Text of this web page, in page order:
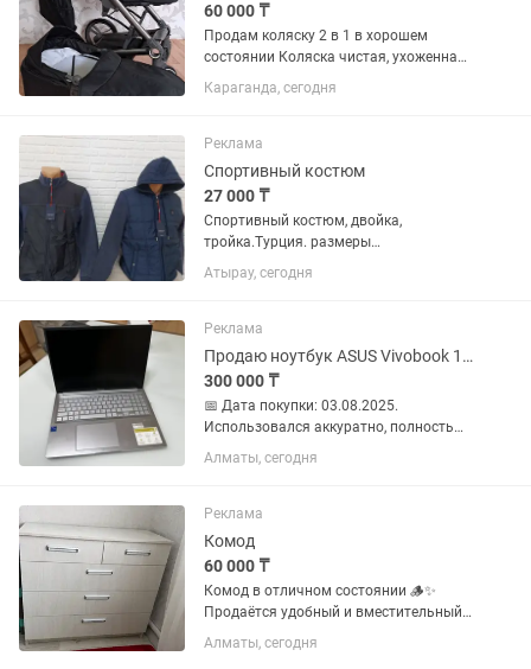
60 000 ₸
Продам коляску 2 в 1 в хорошем
состоянии Коляска чистая, ухоженная,
полностью исправная. Подходит для
детей с рождения до 3 лет. В
Караганда, сегодня
Реклама
Спортивный костюм
27 000 ₸
Спортивный костюм, двойка,
тройка.Турция. размеры
ограничены,торг уместен.
Атырау, сегодня
Реклама
Продаю ноутбук ASUS Vivobook 16 X1605VA-MB1712I
300 000 ₸
📅 Дата покупки: 03.08.2025.
Использовался аккуратно, полностью
исправен, работает быстро и без
нареканий. Характеристики: ✅
Алматы, сегодня
Реклама
Комод
60 000 ₸
Комод в отличном состоянии 🪵✨
Продаётся удобный и вместительный
комод светлого оттенка. Идеально
подойдёт для спальни, детской или
Алматы, сегодня